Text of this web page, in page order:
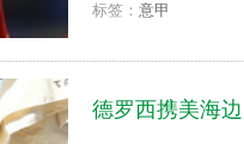
标签： 意甲
德罗西携美海